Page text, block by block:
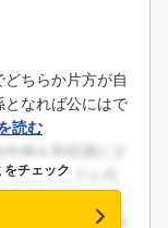
ちらか片方が自
となれば公にはで
読む
チェック